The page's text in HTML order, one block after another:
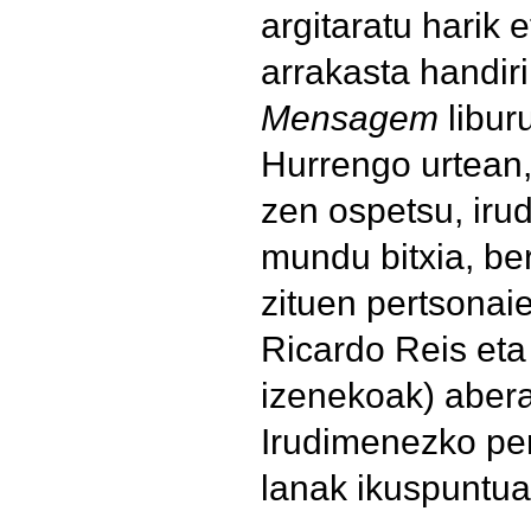
argitaratu harik
arrakasta
Mensagem
Hurrengo
zen ospetsu,
mundu bitxia,
zituen
Ricardo Reis
izenekoak)
Irudimenezko
lanak